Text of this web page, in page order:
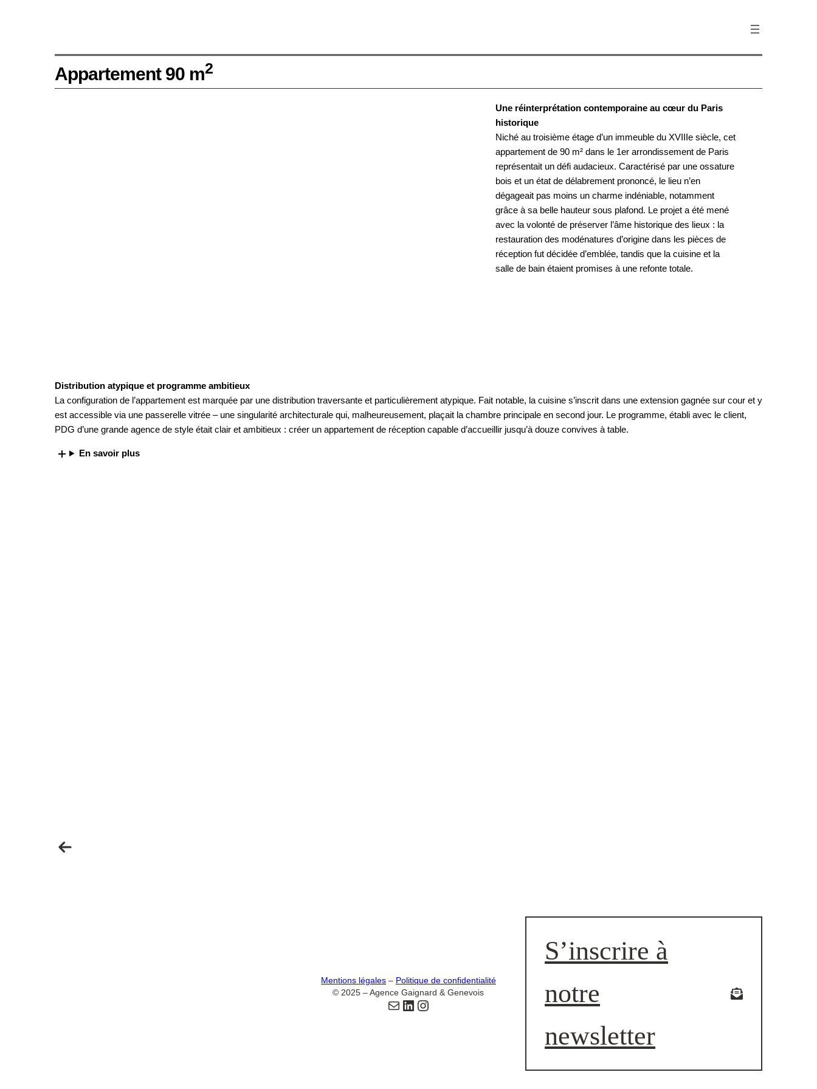
Appartement 90 m2
Une réinterprétation contemporaine au cœur du Paris
historique
Niché au troisième étage d’un immeuble du XVIIIe siècle, cet
appartement de 90 m² dans le 1er arrondissement de Paris
représentait un défi audacieux. Caractérisé par une ossature
bois et un état de délabrement prononcé, le lieu n’en
dégageait pas moins un charme indéniable, notamment
grâce à sa belle hauteur sous plafond. Le projet a été mené
avec la volonté de préserver l’âme historique des lieux : la
restauration des modénatures d’origine dans les pièces de
réception fut décidée d’emblée, tandis que la cuisine et la
salle de bain étaient promises à une refonte totale.
Distribution atypique et programme ambitieux
La configuration de l’appartement est marquée par une distribution traversante et particulièrement atypique. Fait notable, la cuisine s’inscrit dans une extension gagnée sur cour et y
est accessible via une passerelle vitrée – une singularité architecturale qui, malheureusement, plaçait la chambre principale en second jour. Le programme, établi avec le client,
PDG d’une grande agence de style était clair et ambitieux : créer un appartement de réception capable d’accueillir jusqu’à douze convives à table.
En savoir plus
Mentions légales– Politique de confidentialité
© 2025 – Agence Gaignard & Genevois
Email
LinkedIn
Instagram
S’inscrire à
notre
newsletter